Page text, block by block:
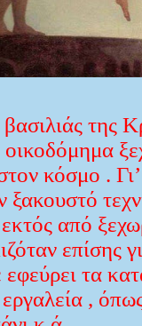
της
κόσμο .
από
επίσης
εφεύρει τα
,